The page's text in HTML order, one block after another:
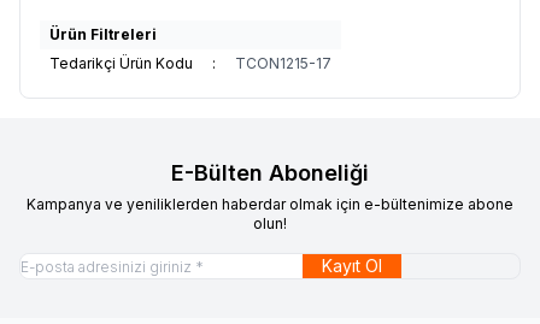
Ürün Filtreleri
Tedarikçi Ürün Kodu
: TCON1215-17
E-Bülten Aboneliği
Kampanya ve yeniliklerden haberdar olmak için e-bültenimize abone
olun!
Kayıt Ol